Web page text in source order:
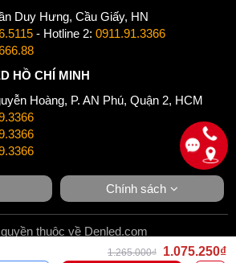
VCONNEX vconnex tiết kiệm điện
VCONNEX vconnex chiếu sáng thông
VCONNEX vconnex sân vườn thông
VCONNEX vconnex phòng cháy
VCONNEX vconnex gia dụng thông
1.265.000₫ 1.075.250₫
Duy Hưng, Cầu Giấy, HN
- Hotline 2: 0911.91.3366
HỒ CHÍ MINH
Hoàng, P. AN Phú, Quận 2, HCM
Chính sách
thuộc về Denled.com